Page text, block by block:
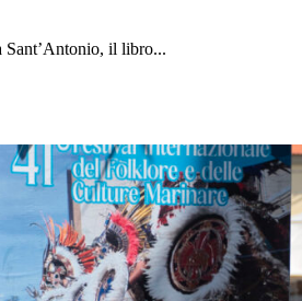
Sant’Antonio, il libro...